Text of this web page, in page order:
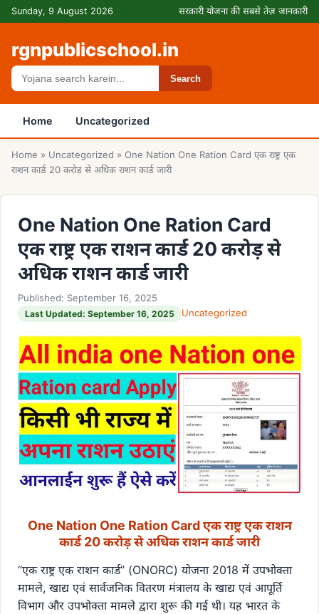
Skip to content
Sunday, 9 August 2026 सरकारी योजना की सबसे तेज़ जानकारी
rgnpublicschool.in
Search Search
Home Uncategorized
Home » Uncategorized » One Nation One Ration Card एक राष्ट्र एक
राशन कार्ड 20 करोड़ से अधिक राशन कार्ड जारी
One Nation One Ration Card
एक राष्ट्र एक राशन कार्ड 20 करोड़ से
अधिक राशन कार्ड जारी
Published: September 16, 2025
Last Updated: September 16, 2025 Uncategorized
One Nation One Ration Card एक राष्ट्र एक राशन
कार्ड 20 करोड़ से अधिक राशन कार्ड जारी
“एक राष्ट्र एक राशन कार्ड” (ONORC) योजना 2018 में उपभोक्ता
मामले, खाद्य एवं सार्वजनिक वितरण मंत्रालय के खाद्य एवं आपूर्ति
विभाग और उपभोक्ता मामले द्वारा शुरू की गई थी। यह भारत के